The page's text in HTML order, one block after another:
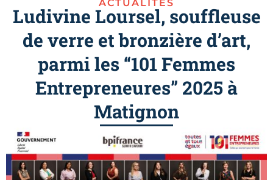
ACTUALITÉS
Ludivine Loursel, souffleuse
de verre et bronzière d’art,
parmi les “101 Femmes
Entrepreneures” 2025 à
Matignon